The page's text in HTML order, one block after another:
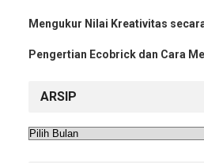
Mengukur Nilai Kreativitas
Pengertian Ecobrick dan Cara
ARSIP
Arsip